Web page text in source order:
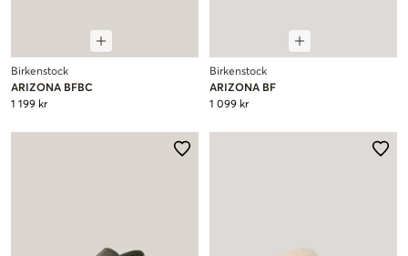
Birkenstock
ARIZONA BFBC
1 199 kr
Birkenstock
ARIZONA BF
1 099 kr